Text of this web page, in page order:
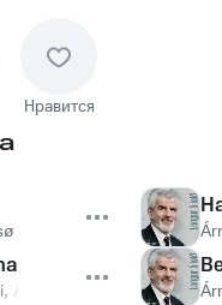
Нравится
, Árni av Reyni